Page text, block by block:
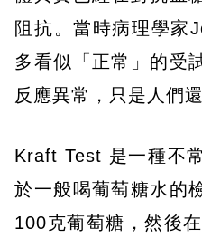
阻抗。當時病理學家
多看似「正常」的受
反應異常，只是人們
Kraft Test 是一種不
於一般喝葡萄糖水的
100克葡萄糖，然後